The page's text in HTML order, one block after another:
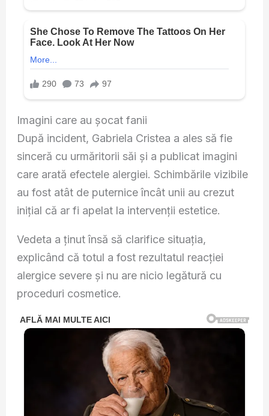
Imagini care au șocat fanii
După incident, Gabriela Cristea a ales să fie
sinceră cu urmăritorii săi și a publicat imagini
care arată efectele alergiei. Schimbările vizibile
au fost atât de puternice încât unii au crezut
inițial că ar fi apelat la intervenții estetice.
Vedeta a ținut însă să clarifice situația,
explicând că totul a fost rezultatul reacției
alergice severe și nu are nicio legătură cu
proceduri cosmetice.